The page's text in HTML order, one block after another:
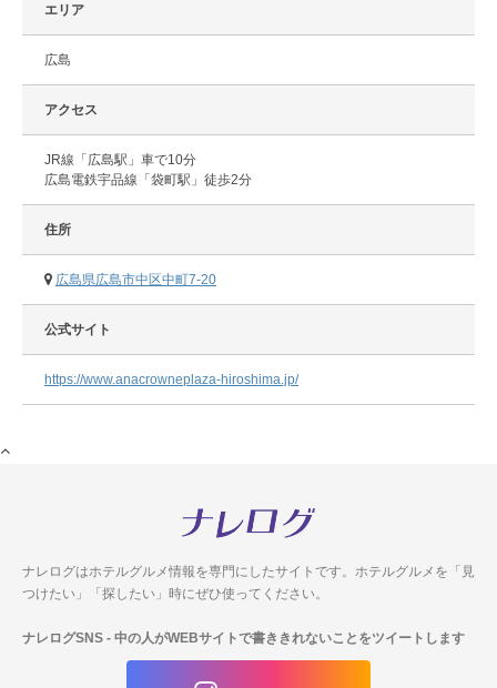
エリア
広島
アクセス
JR線「広島駅」車で10分
広島電鉄宇品線「袋町駅」徒歩2分
住所
広島県広島市中区中町7-20
公式サイト
https://www.anacrowneplaza-hiroshima.jp/
ナレログはホテルグルメ情報を専門にしたサイトです。 ホテルグルメを「見
つけたい」「探したい」時にぜひ使ってください。
ナレログSNS - 中の人がWEBサイトで書ききれないことをツイートします